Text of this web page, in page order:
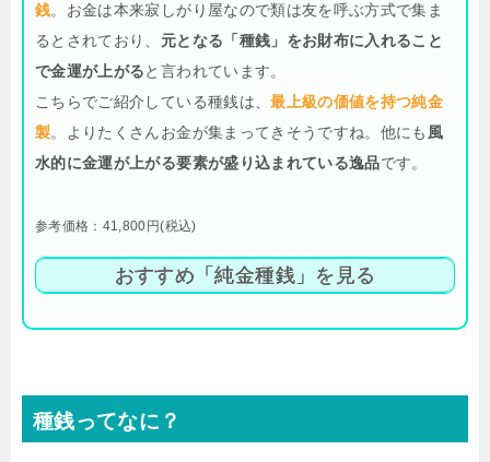
銭。お金は本来寂しがり屋なので類は友を呼ぶ方式で集ま
るとされており、 元となる「種銭」をお財布に入れること
で金運が上がると言われています。
こちらでご紹介している種銭は、最上級の価値を持つ純金
製。よりたくさんお金が集まってきそうですね。他にも 風
水的に金運が上がる要素が盛り込まれている逸品です。
参考価格：41,800円(税込)
おすすめ「純金種銭」を見る
種銭ってなに？